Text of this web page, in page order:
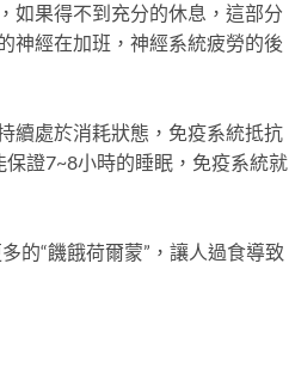
如果得不到充分的休息，這部分
神經在加班，神經系統疲勞的後
續處於消耗狀態，免疫系統抵抗
證7~8小時的睡眠，免疫系統就
的“饑餓荷爾蒙”，讓人過食導致